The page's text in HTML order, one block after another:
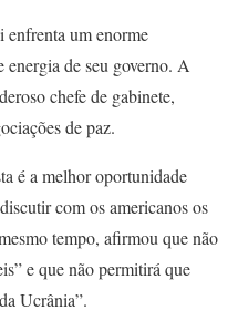
enfrenta um enorme
energia de seu governo. A
chefe de gabinete,
de paz.
é a melhor oportunidade
com os americanos os
tempo, afirmou que não
e que não permitirá que
Ucrânia”.